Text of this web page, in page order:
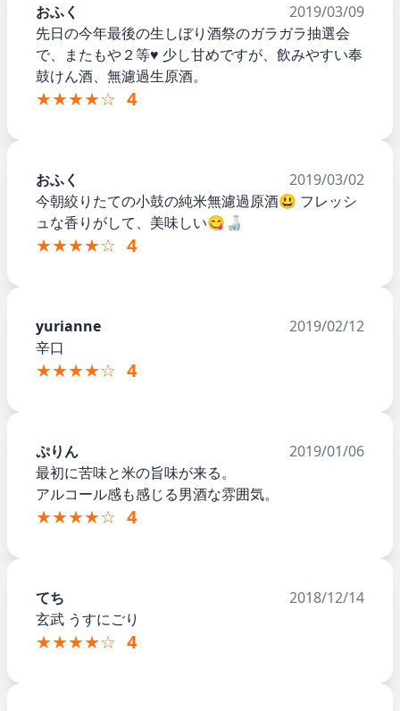
おふく
2019/03/09
先日の今年最後の生しぼり酒祭のガラガラ抽選会
で、またもや２等♥️ 少し甘めですが、飲みやすい奉
鼓けん酒、無濾過生原酒。
★★★★☆ 4
おふく
2019/03/02
今朝絞りたての小鼓の純米無濾過原酒😃 フレッシ
ュな香りがして、美味しい😋🍶
★★★★☆ 4
yurianne
2019/02/12
辛口
★★★★☆ 4
ぷりん
2019/01/06
最初に苦味と米の旨味が来る。
アルコール感も感じる男酒な雰囲気。
★★★★☆ 4
てち
2018/12/14
玄武 うすにごり
★★★★☆ 4